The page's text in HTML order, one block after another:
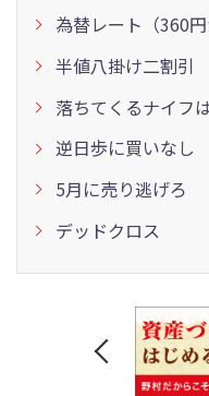
為替レート（360
半値八掛け二割引
落ちてくるナイフ
逆日歩に買いなし
5月に売り逃げろ
デッドクロス